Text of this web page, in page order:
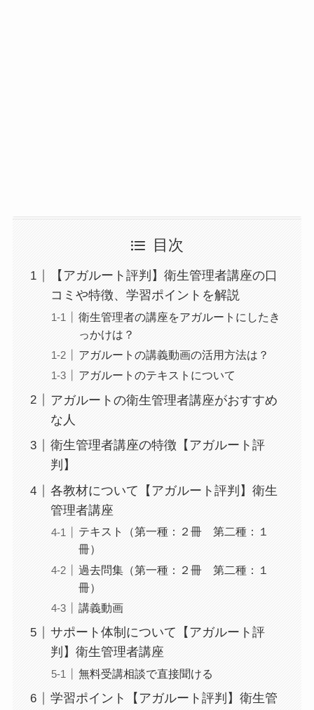
目次
【アガルート評判】衛生管理者講座の口
コミや特徴、学習ポイントを解説
衛生管理者の講座をアガルートにしたき
っかけは？
アガルートの講義動画の活用方法は？
アガルートのテキストについて
アガルートの衛生管理者講座がおすすめ
な人
衛生管理者講座の特徴【アガルート評
判】
各教材について【アガルート評判】衛生
管理者講座
テキスト（第一種：２冊 第二種：１
冊）
過去問集（第一種：２冊 第二種：１
冊）
講義動画
サポート体制について【アガルート評
判】衛生管理者講座
無料受講相談で直接聞ける
学習ポイント【アガルート評判】衛生管